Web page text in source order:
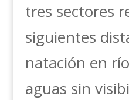
tres sectores
siguientes
natación en
aguas sin